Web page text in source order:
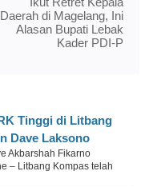
Daerah di Magelang, Ini
Alasan Bupati Lebak
Kader PDI-P
Tinggi di Litbang
Dave Laksono
Akbarshah Fikarno
– Litbang Kompas telah